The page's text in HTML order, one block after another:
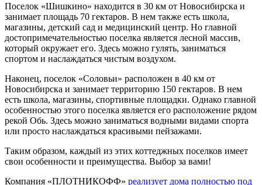
Поселок «Шишкино» находится в 30 км от Новосибирска и
занимает площадь 70 гектаров. В нем также есть школа,
магазины, детский сад и медицинский центр. Но главной
достопримечательностью поселка является лесной массив,
который окружает его. Здесь можно гулять, заниматься
спортом и наслаждаться чистым воздухом.
Наконец, поселок «Соловьи» расположен в 40 км от
Новосибирска и занимает территорию 150 гектаров. В нем
есть школа, магазины, спортивные площадки. Однако главной
особенностью этого поселка является его расположение рядом
рекой Обь. Здесь можно заниматься водными видами спорта
или просто наслаждаться красивыми пейзажами.
Таким образом, каждый из этих коттеджных поселков имеет
свои особенности и преимущества. Выбор за вами!
Компания «ПЛОТНИКОФФ» реализует дома полностью под